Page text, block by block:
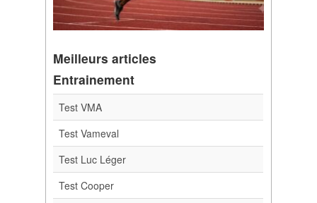
Meilleurs articles
Entrainement
Test VMA
Test Vameval
Test Luc Léger
Test Cooper